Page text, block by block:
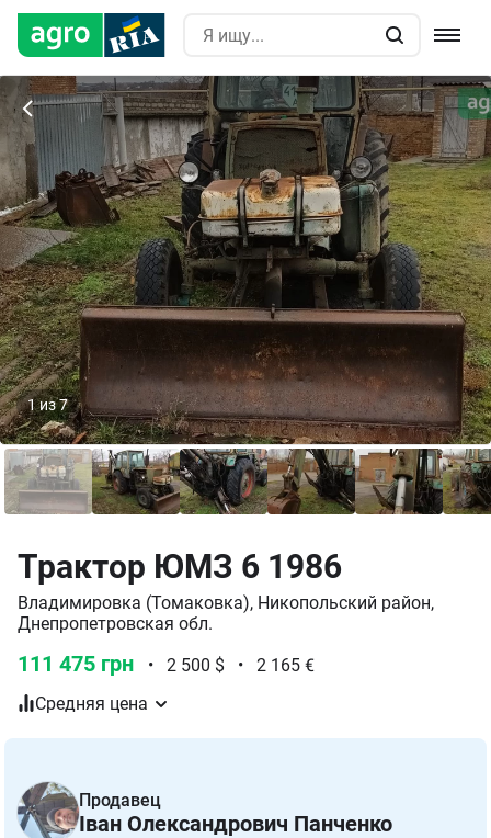
1из7
Трактор ЮМЗ 6 1986
Владимировка (Томаковка), Никопольский район,
Днепропетровская обл.
111 475 грн • 2 500 $ •
2 165 €
Средняя цена
Продавец
Іван Олександрович Панченко